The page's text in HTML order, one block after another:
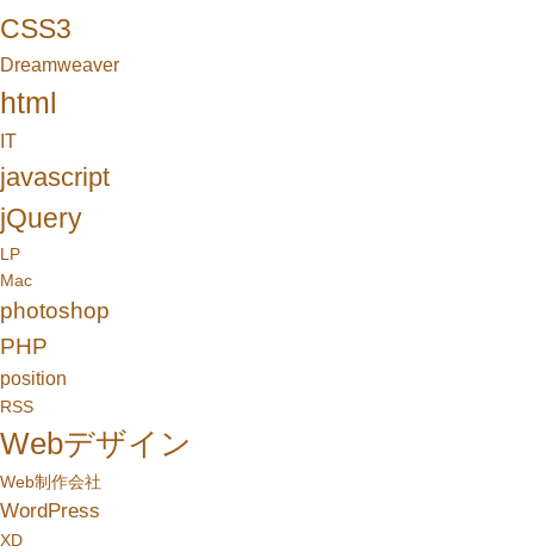
CSS3
Dreamweaver
html
IT
javascript
jQuery
LP
Mac
photoshop
PHP
position
RSS
Webデザイン
Web制作会社
WordPress
XD